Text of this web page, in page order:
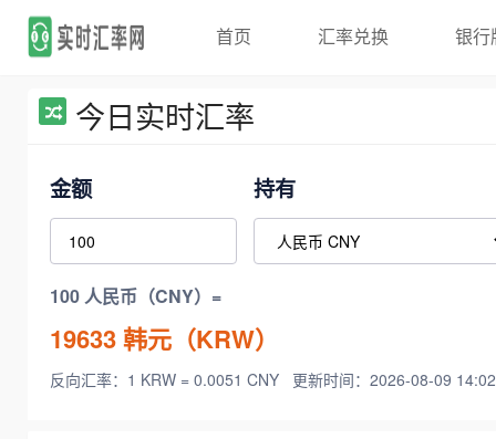
首页 汇率兑换 银行
今日实时汇率
金额 持有
100 人民币（CNY）=
19633韩元（KRW）
反向汇率：1 KRW = 0.0051 CNY 更新时间：2026-08-09